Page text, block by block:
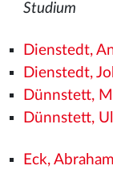
Studium
Dienstedt,
Dienstedt,
Dünnstett,
Dünnstett,
Eck, Abraham